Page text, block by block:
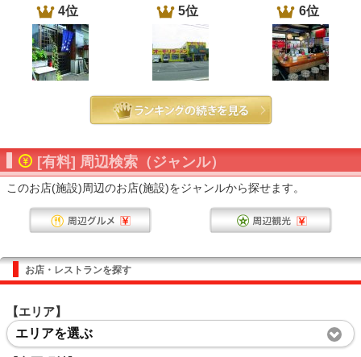
4位 5位 6位
[有料] 周辺検索（ジャンル）
このお店(施設)周辺のお店(施設)をジャンルから探せます。
お店・レストランを探す
【エリア】
エリアを選ぶ